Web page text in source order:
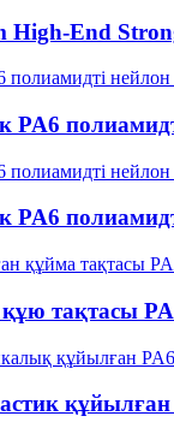
High-End
PA6
PA6
тақтасы